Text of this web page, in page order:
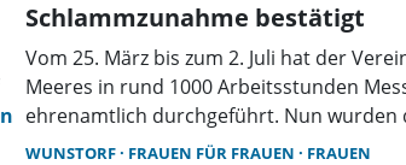
Schlammzunahme bestätigt
Vom 25. März bis zum 2. Juli hat der
Meeres in rund 1000 Arbeitsstunden
ehrenamtlich durchgeführt. Nun wurden
WUNSTORF FRAUEN FÜR FRAUEN FRAUEN